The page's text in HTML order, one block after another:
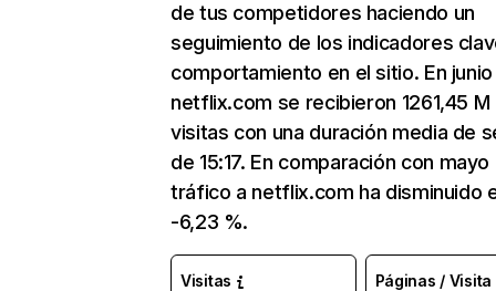
de tus competidores haciendo un
seguimiento de los indicadores
comportamiento en el sitio. En junio
netflix.com se recibieron 1261,45 M
visitas con una duración media de
de 15:17. En comparación con mayo
tráfico a netflix.com ha disminuido
-6,23 %.
Visitas Páginas / Visita